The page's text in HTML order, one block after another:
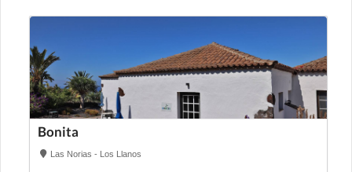
Bonita
Las Norias - Los Llanos